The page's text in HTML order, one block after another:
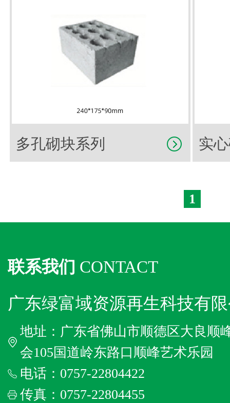
多孔砌块系列 实
1
联系我们 CONTACT
广东绿富域资源再生科技有
地址：广东省佛山市顺德区大良顺
会105国道岭东路口顺峰艺术乐园
电话：0757-22804422
传真：0757-22804455